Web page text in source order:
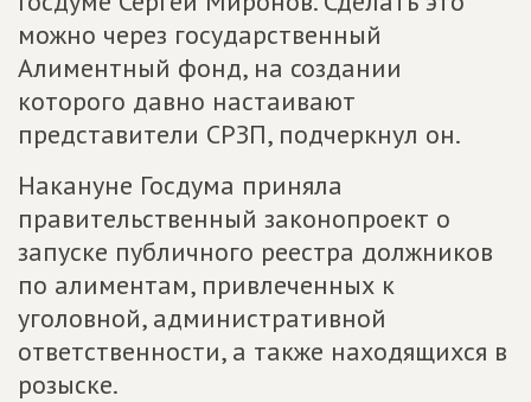
можно через государственный
Алиментный фонд, на создании
которого давно настаивают
представители СРЗП, подчеркнул он.
Накануне Госдума приняла
правительственный законопроект о
запуске публичного реестра должников
по алиментам, привлеченных к
уголовной, административной
ответственности, а также находящихся в
розыске.